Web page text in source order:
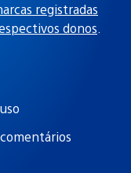
registradas
donos.